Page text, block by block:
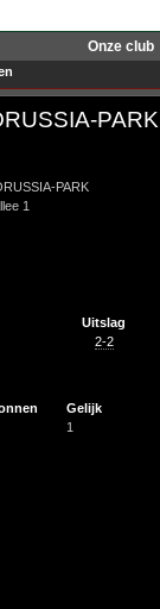
Onze club
PARK
PARK
1
Uitslag
2-2
Gelijk
1